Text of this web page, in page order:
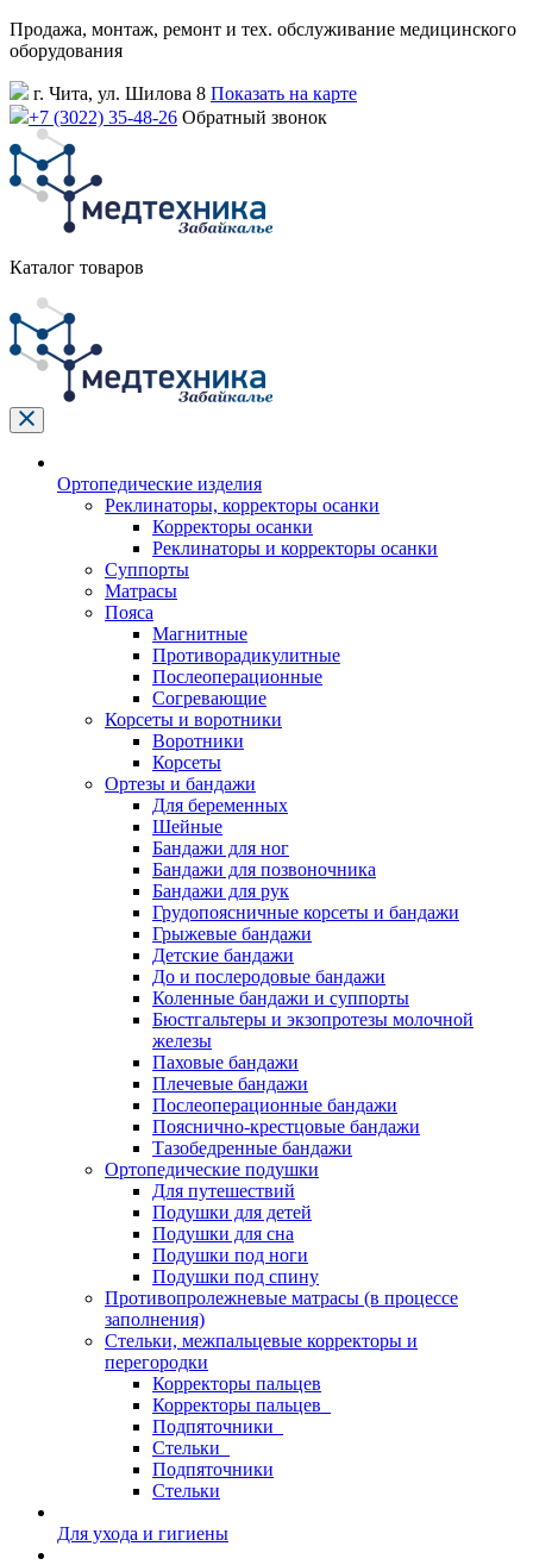
Продажа, монтаж, ремонт и тех. обслуживание медицинского
оборудования
г. Чита, ул. Шилова 8 Показать на карте
+7 (3022) 35-48-26 Обратный звонок
Каталог товаров
Ортопедические изделия
Реклинаторы, корректоры осанки
Корректоры осанки
Реклинаторы и корректоры осанки
Суппорты
Матрасы
Пояса
Магнитные
Противорадикулитные
Послеоперационные
Согревающие
Корсеты и воротники
Воротники
Корсеты
Ортезы и бандажи
Для беременных
Шейные
Бандажи для ног
Бандажи для позвоночника
Бандажи для рук
Грудопоясничные корсеты и бандажи
Грыжевые бандажи
Детские бандажи
До и послеродовые бандажи
Коленные бандажи и суппорты
Бюстгальтеры и экзопротезы молочной
железы
Паховые бандажи
Плечевые бандажи
Послеоперационные бандажи
Пояснично-крестцовые бандажи
Тазобедренные бандажи
Ортопедические подушки
Для путешествий
Подушки для детей
Подушки для сна
Подушки под ноги
Подушки под спину
Противопролежневые матрасы (в процессе
заполнения)
Стельки, межпальцевые корректоры и
перегородки
Корректоры пальцев
Корректоры пальцев_
Подпяточники_
Стельки_
Подпяточники
Стельки
Для ухода и гигиены